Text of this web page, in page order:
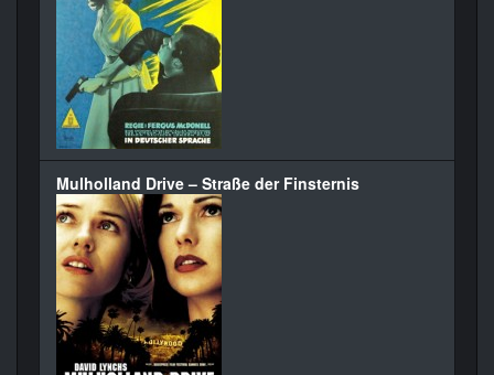
Mulholland Drive – Straße der Finsternis